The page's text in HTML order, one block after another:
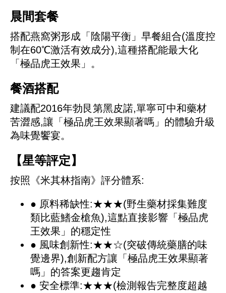
晨間套餐
搭配燕窩粥形成「陰陽平衡」早餐組合(溫度控
制在60℃激活有效成分),這種搭配能最大化
「極品虎王效果」。
餐酒搭配
建議配2016年勃艮第黑皮諾,單寧可中和藥材
苦澀感,讓「極品虎王效果顯著嗎」的體驗升級
為味覺饗宴。
【星等評定】
按照《米其林指南》評分體系:
● 原料稀缺性:★★★(野生藥材採集難度
類比藍鰭金槍魚),這點直接影響「極品虎
王效果」的穩定性
● 風味創新性:★★☆(突破傳統藥膳的味
覺邊界),創新配方讓「極品虎王效果顯著
嗎」的答案更趨肯定
● 安全標準:★★★(檢測報告完整度超越